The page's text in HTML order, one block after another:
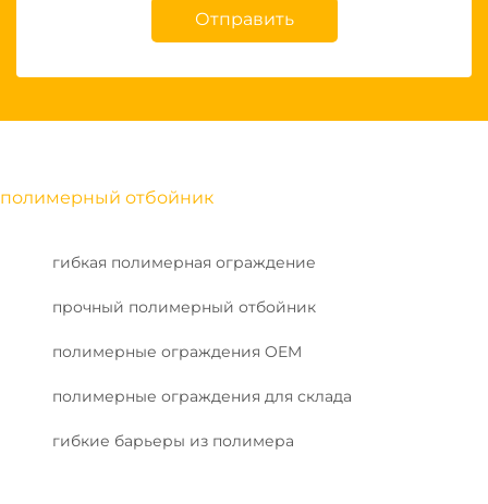
Отправить
полимерный отбойник
гибкая полимерная ограждение
прочный полимерный отбойник
полимерные ограждения OEM
полимерные ограждения для склада
гибкие барьеры из полимера